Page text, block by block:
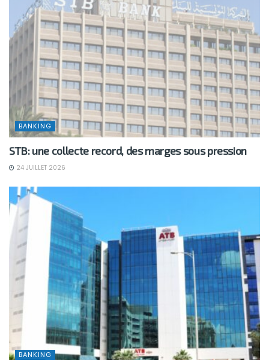
BANKING
STB: une collecte record, des marges sous pression
24 JUILLET 2026
BANKING